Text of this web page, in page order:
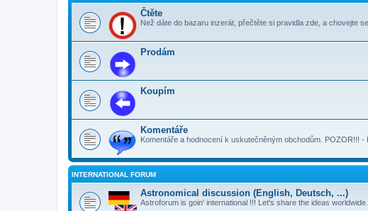
Čtěte
Než dáte do bazaru inzerát, přečtěte si pravidla zde, a chovejte
Prodám
Koupím
Komentáře
Komentáře a hodnocení k uskutečněným obchodům. POZOR!!!
INTERNATIONAL FORUM
Astronomical discussion (English, Deutsch, ...)
Astroforum is goin' international !!! Let's share the ideas worldwide...